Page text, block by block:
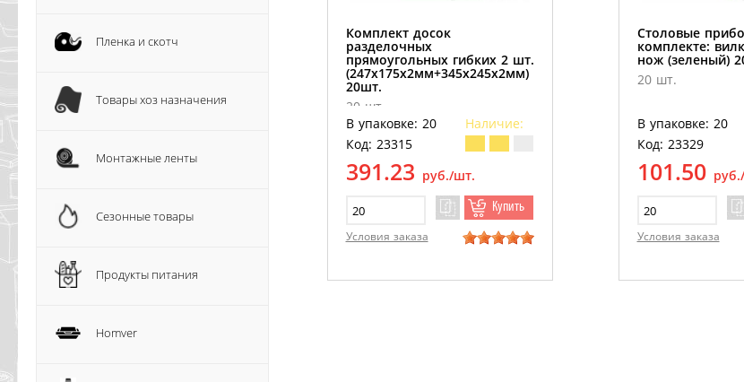
Пленка и скотч
Товары хоз назначения
Монтажные ленты
Сезонные товары
Продукты питания
Homver
Комплект досок
разделочных
прямоугольных гибких 2 шт.
(247х175х2мм+345х245х2мм)
20шт.
20 шт.
В упаковке: 20
Наличие:
Код: 23315
391.23 руб./шт.
Купить
Условия заказа
Столовые
комплекте:
нож (зеленый)
20 шт.
В упаковке: 20
Код: 23329
101.50
Условия заказа